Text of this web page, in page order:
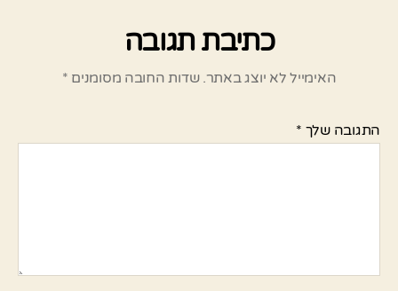
כתיבת תגובה
האימייל לא יוצג באתר. שדות החובה מסומנים *
התגובה שלך *